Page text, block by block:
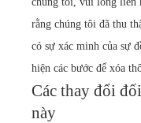
rằng chúng tôi đã thu
có sự xác minh của sự
hiện các bước để xóa
Các thay đổi
này